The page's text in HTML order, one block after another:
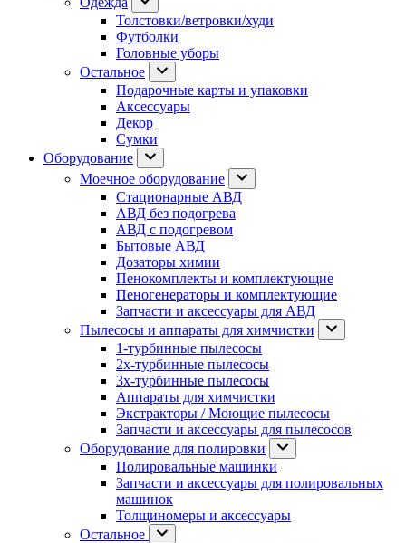
Толстовки/ветровки/худи
Футболки
Головные уборы
Остальное
Подарочные карты и упаковки
Аксессуары
Декор
Сумки
Оборудование
Моечное оборудование
Стационарные АВД
АВД без подогрева
АВД с подогревом
Бытовые АВД
Дозаторы химии
Пенокомплекты и комплектующие
Пеногенераторы и комплектующие
Запчасти и аксессуары для АВД
Пылесосы и аппараты для химчистки
1-турбинные пылесосы
2х-турбинные пылесосы
3х-турбинные пылесосы
Аппараты для химчистки
Экстракторы / Моющие пылесосы
Запчасти и аксессуары для пылесосов
Оборудование для полировки
Полировальные машинки
Запчасти и аксессуары для полировальных
машинок
Толщиномеры и аксессуары
Остальное